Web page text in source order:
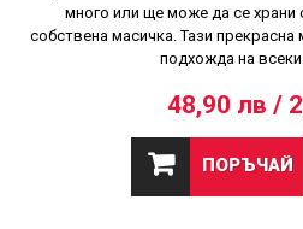
много или ще може да се храни
собствена масичка. Тази
подхожда на всеки
48,90 лв /
ПОРЪЧАЙ